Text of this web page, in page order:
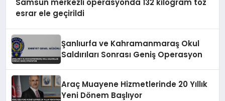
Samsun merkezli operasyonda 132 kilogram toz
esrar ele geçirildi
Şanlıurfa ve Kahramanmaraş Okul
Saldırıları Sonrası Geniş Operasyon
Araç Muayene Hizmetlerinde 20 Yıllık
Yeni Dönem Başlıyor